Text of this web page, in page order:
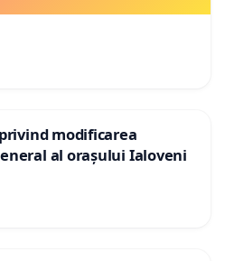
modificarea
al orașului Ialoveni